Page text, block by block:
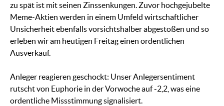
zu spät ist mit seinen Zinssenkungen. Zuvor hochgejubelte
Meme-Aktien werden in einem Umfeld wirtschaftlicher
Unsicherheit ebenfalls vorsichtshalber abgestoßen und so
erleben wir am heutigen Freitag einen ordentlichen
Ausverkauf.
Anleger reagieren geschockt: Unser Anlegersentiment
rutscht von Euphorie in der Vorwoche auf -2,2, was eine
ordentliche Missstimmung signalisiert.